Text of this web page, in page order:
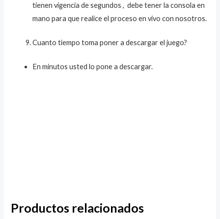
tienen vigencia de segundos , debe tener la consola en
mano para que realice el proceso en vivo con nosotros.
Cuanto tiempo toma poner a descargar el juego?
En minutos usted lo pone a descargar.
Productos relacionados